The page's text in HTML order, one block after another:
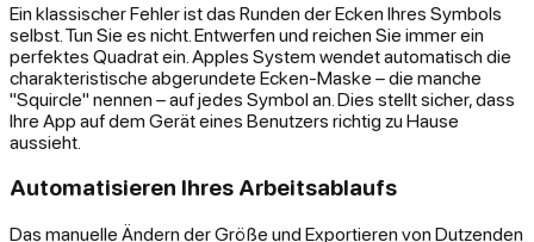
Ein klassischer Fehler ist das Runden der Ecken Ihres Symbols
selbst. Tun Sie es nicht. Entwerfen und reichen Sie immer ein
perfektes Quadrat ein. Apples System wendet automatisch die
charakteristische abgerundete Ecken-Maske – die manche
"Squircle" nennen – auf jedes Symbol an. Dies stellt sicher, dass
Ihre App auf dem Gerät eines Benutzers richtig zu Hause
aussieht.
Automatisieren Ihres Arbeitsablaufs
Das manuelle Ändern der Größe und Exportieren von Dutzenden